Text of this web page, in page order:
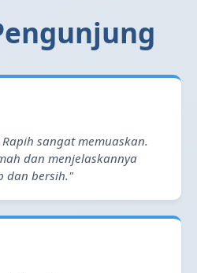
sangat memuaskan.
dan menjelaskannya
dan bersih."